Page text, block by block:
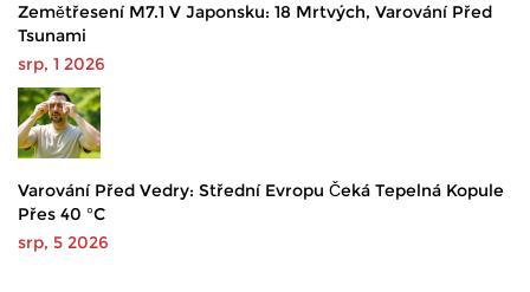
Zemětřesení M7.1 V Japonsku: 18 Mrtvých, Varování Před
Tsunami
srp, 1 2026
Varování Před Vedry: Střední Evropu Čeká Tepelná Kopule
Přes 40 °C
srp, 5 2026